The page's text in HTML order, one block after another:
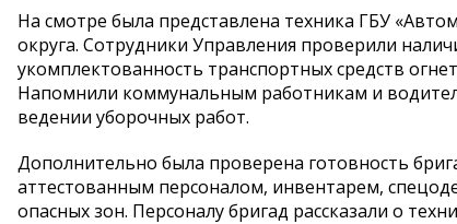
На смотре была представлена техника ГБУ
округа. Сотрудники Управления проверили
укомплектованность транспортных средств
Напомнили коммунальным работникам и
ведении уборочных работ.
Дополнительно была проверена готовность
аттестованным персоналом, инвентарем,
опасных зон. Персоналу бригад рассказали о